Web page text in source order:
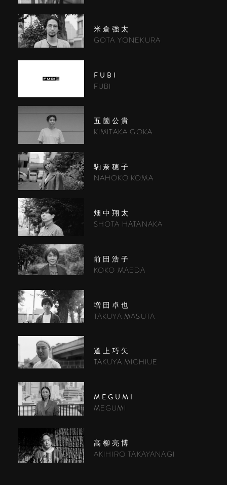
米倉強太
GOTA YONEKURA
FUBI
FUBI
五箇公貴
KIMITAKA GOKA
駒奈穂子
NAHOKO KOMA
畑中翔太
SHOTA HATANAKA
前田浩子
KOKO MAEDA
増田卓也
TAKUYA MASUTA
道上巧矢
TAKUYA MICHIUE
MEGUMI
MEGUMI
高柳亮博
AKIHIRO TAKAYANAGI